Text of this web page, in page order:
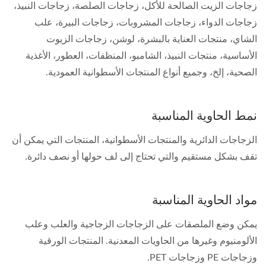
زجاجات الزيت الصالحة للأكل، زجاجات الصلصة، زجاجات النبيذ،
زجاجات الدواء، زجاجات المشروبات، زجاجات البيرة، علب
الشاي، منتجات العناية بالبشرة، لوشن، زجاجات الزيوت
الأساسية، منتجات النبيذ، الشامبو، المنظفات، العطور، الأغذية
الصحية، إلخ، وجميع أنواع المنتجات الأسطوانية العمودية.
نمط الحاوية المناسبة
الزجاجات الدائرية والمنتجات الأسطوانية، المنتجات التي يمكن أن
تقف بشكل مستقيم والتي تحتاج إلى لف حولها أو نصف دائرة.
مواد الحاوية المناسبة
يمكن وضع الملصقات على الزجاجات الزجاجية والعلب وعلب
الألومنيوم وغيرها من الحاويات المعدنية. المنتجات الورقية
وزجاجات PE وزجاجات PET.